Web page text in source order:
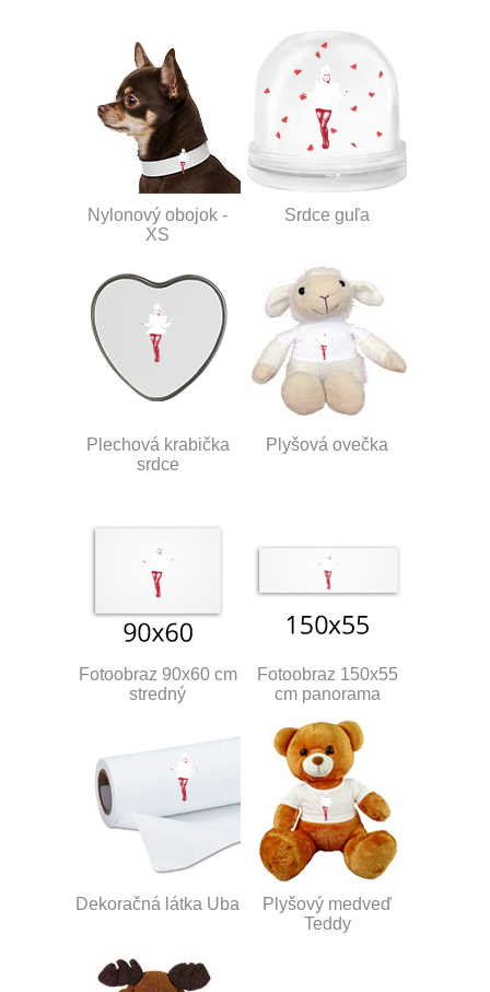
Nylonový obojok -
XS
Srdce guľa
Plechová krabička
srdce
Plyšová ovečka
Fotoobraz 90x60 cm
stredný
Fotoobraz 150x55
cm panorama
Dekoračná látka Uba
Plyšový medveď
Teddy